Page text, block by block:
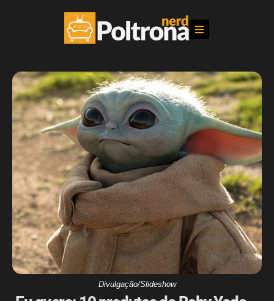
Divulgação/Slideshow